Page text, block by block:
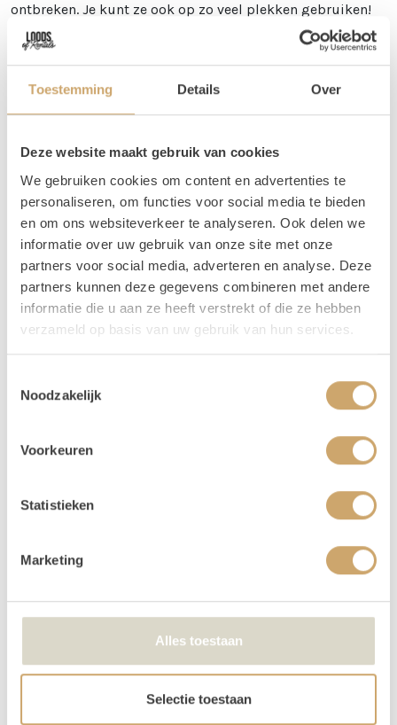
Toestemming Details Over
Deze website maakt gebruik van cookies
We gebruiken cookies om content en advertenties te
personaliseren, om functies voor social media te bieden
en om ons websiteverkeer te analyseren. Ook delen we
informatie over uw gebruik van onze site met onze
partners voor social media, adverteren en analyse. Deze
partners kunnen deze gegevens combineren met andere
informatie die u aan ze heeft verstrekt of die ze hebben
verzameld op basis van uw gebruik van hun services.
Noodzakelijk
Voorkeuren
Statistieken
Marketing
Alles toestaan
Selectie toestaan
ontbreken. Je kunt ze ook op zo veel plekken gebruiken!
Zo kun je een perzische tapijt gebruiken bij jullie
welkomsthoek, maar je kunt ook meerdere tapijten
zelf ook veel bij het creëren van verschillende zitjes.
Tapijt Jinte is 170 x 240 cm
Vragen
Wil je weten welke tapijten mooi bij elkaar staan, maar
kun je dit zelf niet zo goed bepalen via de foto's? Stuur
ons dan een berichtje! Je kunt ons bereiken op 06 20 21 73
66 of mail naarinfo@loodsofrentals.nl. We adviseren je
graag!
Verhuur - Hoe werkt het?
Al onze verhuur items huur je voor
3 dagen, voor de
prijs van 1
! Zo krijg je lekker de tijd om op en af te
zaterdag, of zondag) dan loopt jouw huurperiode tot
gebruiksdag. Dus huur je op 25 april, kies dan van 25
april t/m 25 april. De andere dagen krijg je van ons
Betalen kan via iDeal of op factuur. Je boeking is
Je kunt de items laten bezorgen of zelf in Utrecht
komen ophalen.
We kunnen de order ook voor je bezorgen! Bij een
orderbedrag boven de €300 krijg je korting op de
Is er iets beschadigd? Dat kan gebeuren. Helaas